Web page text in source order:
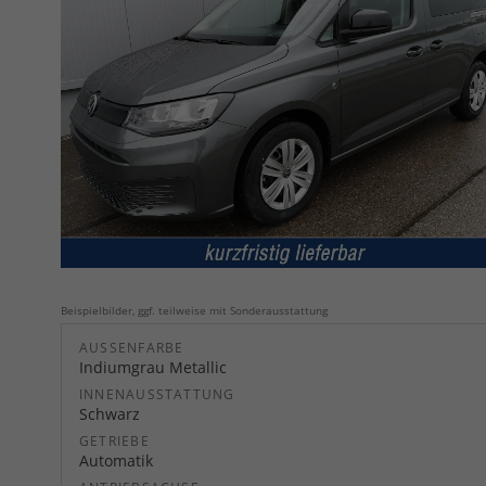
Beispielbilder, ggf. teilweise mit Sonderausstattung
AUSSENFARBE
Indiumgrau Metallic
INNENAUSSTATTUNG
Schwarz
GETRIEBE
Automatik